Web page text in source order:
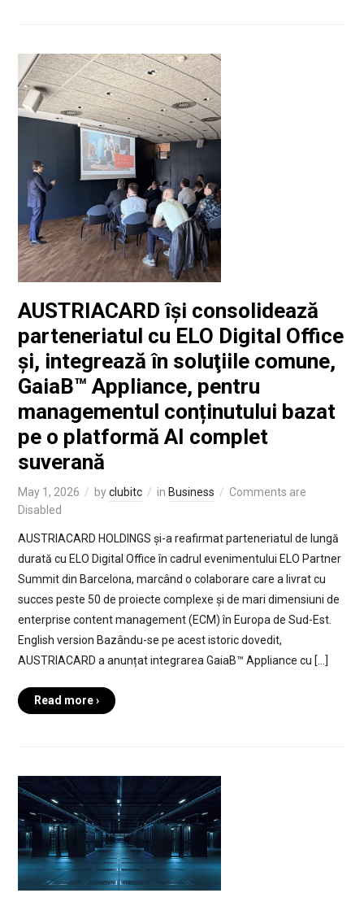
AUSTRIACARD își consolidează
parteneriatul cu ELO Digital Office
și, integrează în soluţiile comune,
GaiaB™ Appliance, pentru
managementul conținutului bazat
pe o platformă AI complet
suverană
May 1, 2026 byclubitc in Business
Comments are
Disabled
AUSTRIACARD HOLDINGS și-a reafirmat parteneriatul de lungă
durată cu ELO Digital Office în cadrul evenimentului ELO Partner
Summit din Barcelona, marcând o colaborare care a livrat cu
succes peste 50 de proiecte complexe și de mari dimensiuni de
enterprise content management (ECM) în Europa de Sud-Est.
English version Bazându-se pe acest istoric dovedit,
AUSTRIACARD a anunțat integrarea GaiaB™ Appliance cu […]
Read more ›